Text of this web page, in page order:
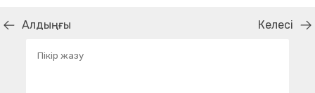
Алдыңғы Келесі